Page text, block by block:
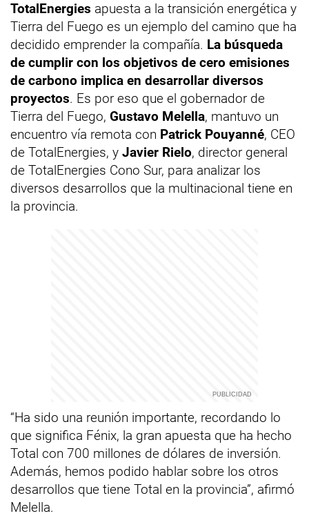
TotalEnergies apuesta a la transición energética y
Tierra del Fuego es un ejemplo del camino que ha
decidido emprender la compañía. La búsqueda
de cumplir con los objetivos de cero emisiones
de carbono implica en desarrollar diversos
proyectos. Es por eso que el gobernador de
Tierra del Fuego, Gustavo Melella, mantuvo un
encuentro vía remota con Patrick Pouyanné, CEO
de TotalEnergies, y Javier Rielo, director general
de TotalEnergies Cono Sur, para analizar los
diversos desarrollos que la multinacional tiene en
la provincia.
“Ha sido una reunión importante, recordando lo
que significa Fénix, la gran apuesta que ha hecho
Total con 700 millones de dólares de inversión.
Además, hemos podido hablar sobre los otros
desarrollos que tiene Total en la provincia”, afirmó
Melella.